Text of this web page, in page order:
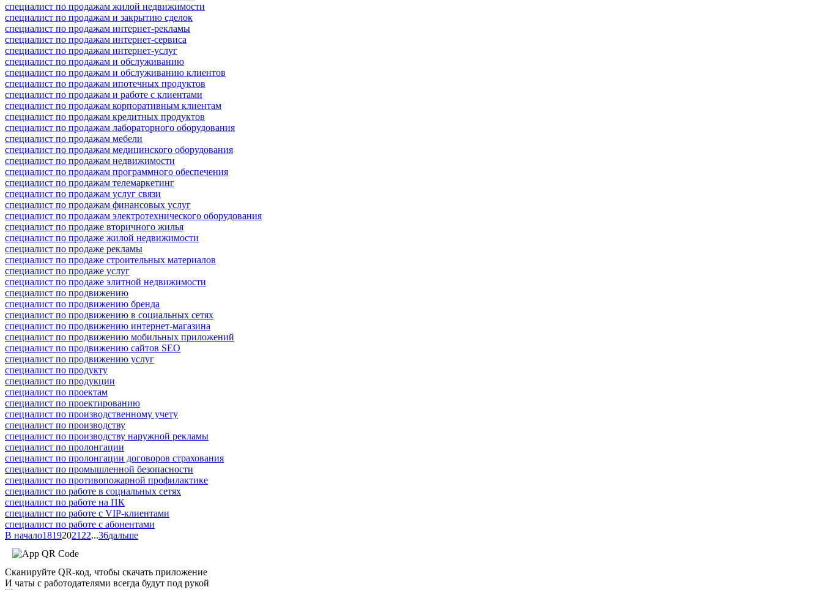
специалист по продажам жилой недвижимости
специалист по продажам и закрытию сделок
специалист по продажам интернет-рекламы
специалист по продажам интернет-сервиса
специалист по продажам интернет-услуг
специалист по продажам и обслуживанию
специалист по продажам и обслуживанию клиентов
специалист по продажам ипотечных продуктов
специалист по продажам и работе с клиентами
специалист по продажам корпоративным клиентам
специалист по продажам кредитных продуктов
специалист по продажам лабораторного оборудования
специалист по продажам мебели
специалист по продажам медицинского оборудования
специалист по продажам недвижимости
специалист по продажам программного обеспечения
специалист по продажам телемаркетинг
специалист по продажам услуг связи
специалист по продажам финансовых услуг
специалист по продажам электротехнического оборудования
специалист по продаже вторичного жилья
специалист по продаже жилой недвижимости
специалист по продаже рекламы
специалист по продаже строительных материалов
специалист по продаже услуг
специалист по продаже элитной недвижимости
специалист по продвижению
специалист по продвижению бренда
специалист по продвижению в социальных сетях
специалист по продвижению интернет-магазина
специалист по продвижению мобильных приложений
специалист по продвижению сайтов SEO
специалист по продвижению услуг
специалист по продукту
специалист по продукции
специалист по проектам
специалист по проектированию
специалист по производственному учету
специалист по производству
специалист по производству наружной рекламы
специалист по пролонгации
специалист по пролонгации договоров страхования
специалист по промышленной безопасности
специалист по противопожарной профилактике
специалист по работе в социальных сетях
специалист по работе на ПК
специалист по работе с VIP-клиентами
специалист по работе с абонентами
В начало18192021 22...36дальше
Сканируйте QR-код, чтобы скачать приложение
И чаты с работодателями всегда будут под рукой